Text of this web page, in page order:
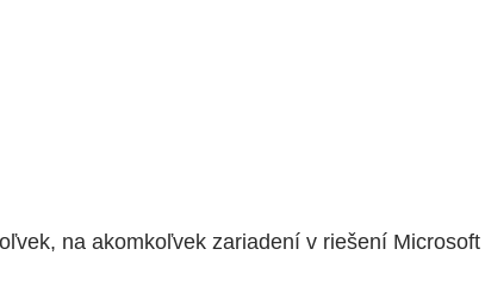
na akomkoľvek zariadení v riešení Microsoft